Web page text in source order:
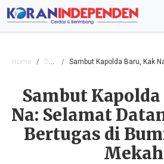
Home Daerah Sambut Kapolda Baru, Kak Na: Selamat
Sambut
Na: Selamat
Bertugas di
Mekah